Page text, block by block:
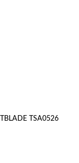
TSA0526